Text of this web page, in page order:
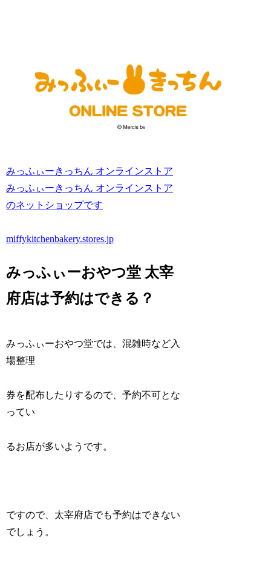
みっふぃーきっちん オンラインストア
みっふぃーきっちん オンラインストア
のネットショップです
miffykitchenbakery.stores.jp
みっふぃーおやつ堂 太宰
府店は予約はできる？
みっふぃーおやつ堂では、混雑時など入
場整理
券を配布したりするので、予約不可とな
ってい
るお店が多いようです。
ですので、太宰府店でも予約はできない
でしょう。